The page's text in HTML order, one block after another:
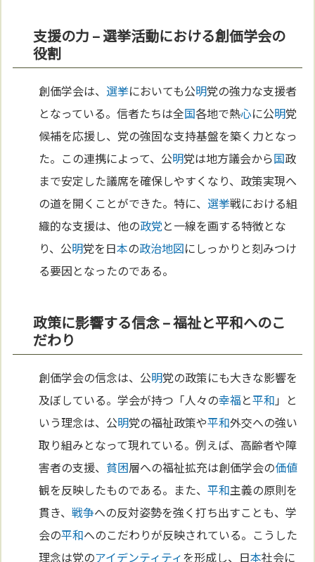
支援の力 – 選挙活動における創価学会の
役割
創価学会は、 選挙においても公明党の強力な支援者
となっている。信者たちは全国各地で熱心に公明党
候補を応援し、党の強固な支持基盤を築く力となっ
た。この連携によって、公明党は地方議会から国政
まで安定した議席を確保しやすくなり、政策実現へ
の道を開くことができた。特に、 選挙戦における組
織的な支援は、他の政党と一線を画する特徴とな
り、公明党を日本の政治地図にしっかりと刻みつけ
る要因となったのである。
政策に影響する信念 – 福祉と平和へのこ
だわり
創価学会の信念は、公明党の政策にも大きな影響を
及ぼしている。学会が持つ「人々の幸福と平和 」と
いう理念は、公明党の福祉政策や平和外交への強い
取り組みとなって現れている。例えば、高齢者や障
害者の支援、 貧困層への福祉拡充は創価学会の価値
観を反映したものである。また、平和主義の原則を
貫き、戦争への反対姿勢を強く打ち出すことも、学
会の平和へのこだわりが反映されている。こうした
理念は党のアイデンティティを形成し、日本社会に